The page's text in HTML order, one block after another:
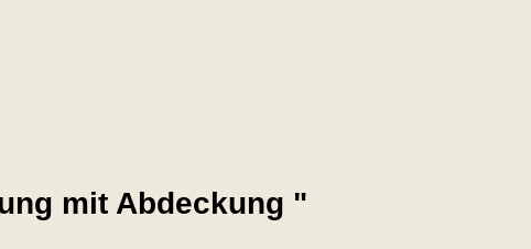
mit Abdeckung "